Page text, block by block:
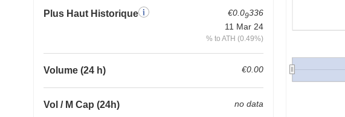
Plus Haut Historique €0.09336
11 Mar 24
% to ATH (0.49%)
Volume (24 h) €0.00
Vol / M Cap (24h) no data